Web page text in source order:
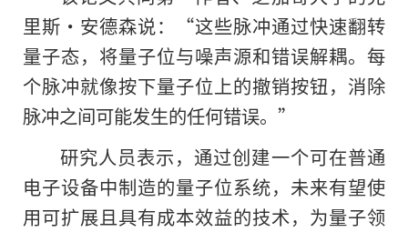
里斯·安德森说：“这些脉冲通过快速翻转
量子态，将量子位与噪声源和错误解耦。每
个脉冲就像按下量子位上的撤销按钮，消除
脉冲之间可能发生的任何错误。”
研究人员表示，通过创建一个可在普通
电子设备中制造的量子位系统，未来有望使
用可扩展且具有成本效益的技术，为量子领